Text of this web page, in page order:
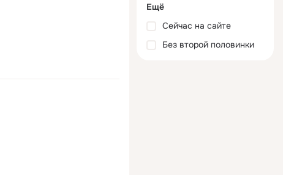
Ещё
Сейчас на сайте
Без второй половинки